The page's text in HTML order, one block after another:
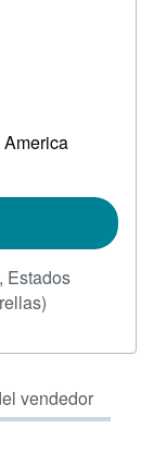
Estados
vendedor:
de
5
vendedor